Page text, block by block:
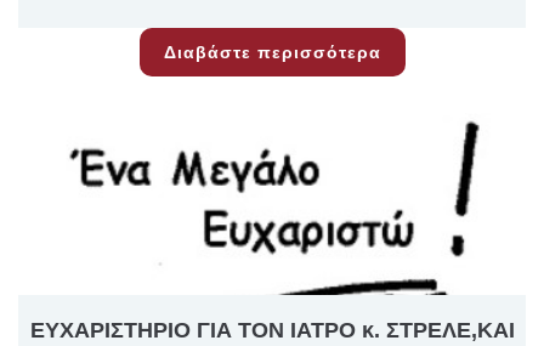
Διαβάστε περισσότερα
ΕΥΧΑΡΙΣΤΗΡΙΟ ΓΙΑ ΤΟΝ ΙΑΤΡΟ κ. ΣΤΡΕΛΕ,ΚΑΙ